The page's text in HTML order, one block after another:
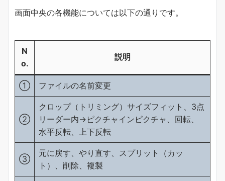
画面中央の各機能については以下の通りです。
N
o.
説明
① ファイルの名前変更
②
クロップ（トリミング）サイズフィット、3点
リーダー内→ピクチャインピクチャ、回転、
水平反転、上下反転
③
元に戻す、やり直す、スプリット（カッ
ト）、削除、複製